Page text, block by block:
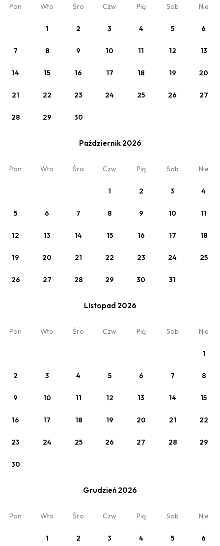
Pon Wto Śro Czw Pią Sob Nie
1 2 3 4 5 6
7 8 9 10 11 12 13
14 15 16 17 18 19 20
21 22 23 24 25 26 27
28 29 30
Październik 2026
Pon Wto Śro Czw Pią Sob Nie
1 2 3 4
5 6 7 8 9 10 11
12 13 14 15 16 17 18
19 20 21 22 23 24 25
26 27 28 29 30 31
Listopad 2026
Pon Wto Śro Czw Pią Sob Nie
1
2 3 4 5 6 7 8
9 10 11 12 13 14 15
16 17 18 19 20 21 22
23 24 25 26 27 28 29
30
Grudzień 2026
Pon Wto Śro Czw Pią Sob Nie
1 2 3 4 5 6
Nocleg
Nocleg ze śniadaniem
Zobacz
śniadanie w cenie (BB)